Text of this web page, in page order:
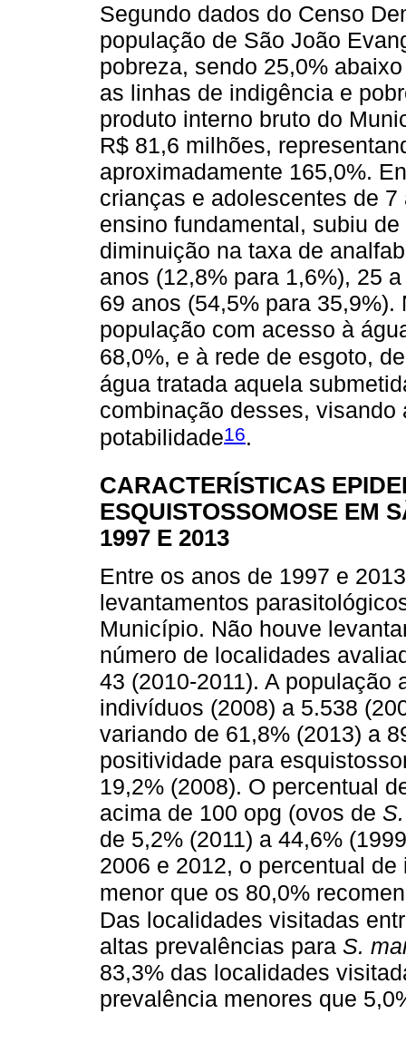
Segundo dados do Censo
população de São João
pobreza, sendo 25,0%
as linhas de indigência e
produto interno bruto do
R$ 81,6 milhões,
aproximadamente 165,0%.
crianças e adolescentes de
ensino fundamental, subiu
diminuição na taxa de
anos (12,8% para 1,6%), 25
69 anos (54,5% para
população com acesso à
68,0%, e à rede de esgoto,
água tratada aquela
combinação desses, visando
potabilidade16.
CARACTERÍSTICAS
ESQUISTOSSOMOSE EM
1997 E 2013
Entre os anos de 1997 e
levantamentos
Município. Não houve
número de localidades
43 (2010-2011). A
indivíduos (2008) a 5.538
variando de 61,8% (2013) a
positividade para
19,2% (2008). O percentual
acima de 100 opg (ovos de
de 5,2% (2011) a 44,6%
2006 e 2012, o percentual
menor que os 80,0%
Das localidades visitadas
altas prevalências para S.
83,3% das localidades
prevalência menores que